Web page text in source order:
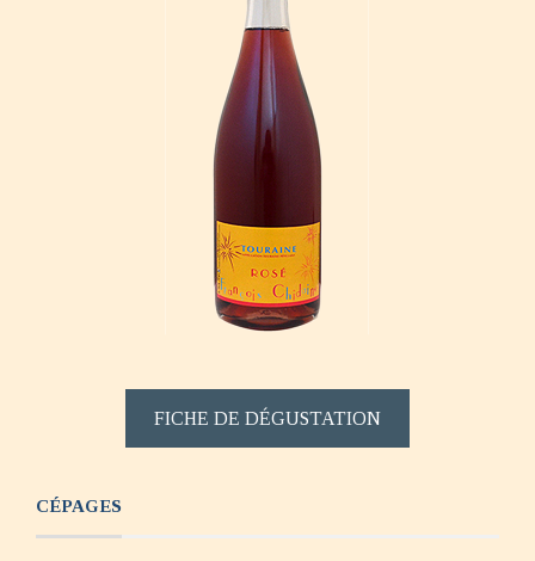
FICHE DE DÉGUSTATION
CÉPAGES